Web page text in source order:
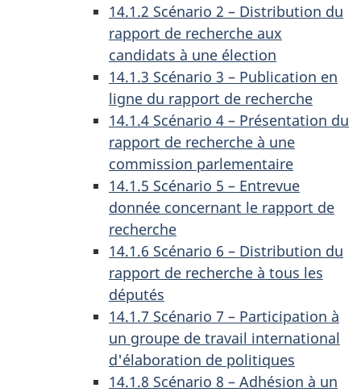
14.1.2 Scénario 2 – Distribution du
rapport de recherche aux
candidats à une élection
14.1.3 Scénario 3 – Publication en
ligne du rapport de recherche
14.1.4 Scénario 4 – Présentation du
rapport de recherche à une
commission parlementaire
14.1.5 Scénario 5 – Entrevue
donnée concernant le rapport de
recherche
14.1.6 Scénario 6 – Distribution du
rapport de recherche à tous les
députés
14.1.7 Scénario 7 – Participation à
un groupe de travail international
d'élaboration de politiques
14.1.8 Scénario 8 – Adhésion à un